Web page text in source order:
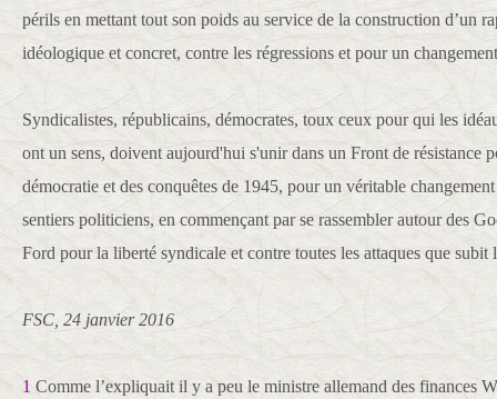
périls en mettant tout son poids au service de la construction d’un
idéologique et concret, contre les régressions et pour un
Syndicalistes, républicains, démocrates, toux ceux pour qui les
ont un sens, doivent aujourd'hui s'unir dans un Front de résistance
démocratie et des conquêtes de 1945, pour un véritable
sentiers politiciens, en commençant par se rassembler autour des
Ford pour la liberté syndicale et contre toutes les attaques que subit
FSC, 24 janvier 2016
1 Comme l’expliquait il y a peu le ministre allemand des finances